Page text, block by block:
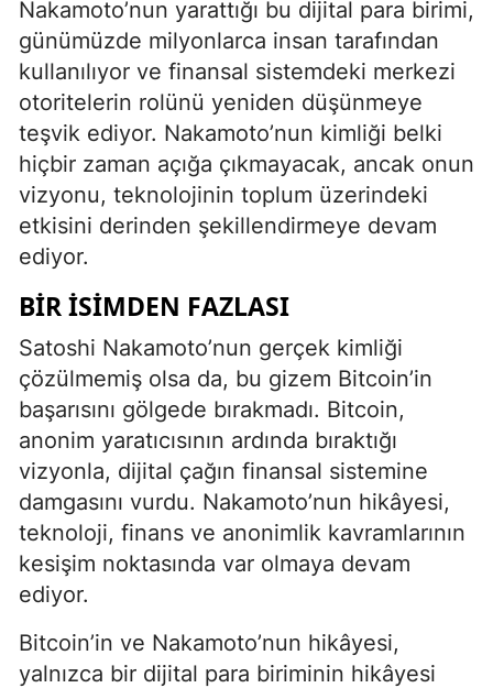
Nakamoto’nun yarattığı bu dijital para birimi,
günümüzde milyonlarca insan tarafından
kullanılıyor ve finansal sistemdeki merkezi
otoritelerin rolünü yeniden düşünmeye
teşvik ediyor. Nakamoto’nun kimliği belki
hiçbir zaman açığa çıkmayacak, ancak onun
vizyonu, teknolojinin toplum üzerindeki
etkisini derinden şekillendirmeye devam
ediyor.
BIR İSIMDEN FAZLASI
Satoshi Nakamoto’nun gerçek kimliği
çözülmemiş olsa da, bu gizem Bitcoin’in
başarısını gölgede bırakmadı. Bitcoin,
anonim yaratıcısının ardında bıraktığı
vizyonla, dijital çağın finansal sistemine
damgasını vurdu. Nakamoto’nun hikâyesi,
teknoloji, finans ve anonimlik kavramlarının
kesişim noktasında var olmaya devam
ediyor.
Bitcoin’in ve Nakamoto’nun hikâyesi,
yalnızca bir dijital para biriminin hikâyesi